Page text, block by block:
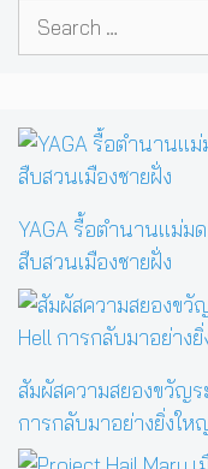
Search
YAGA รื้อตำนานแม่ม
สืบสวนเมืองชายฝั่ง
สัมผัสความสยองขวัญร
การกลับมาอย่างยิ่งให